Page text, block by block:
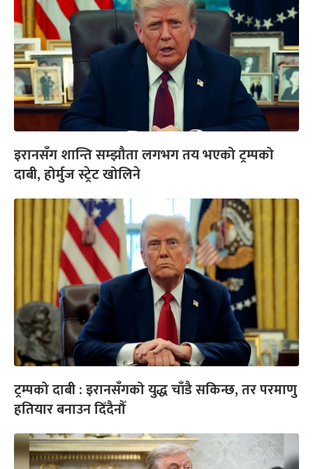
इरानसँग शान्ति सम्झौता लगभग तय भएको ट्रम्पको
दाबी, होर्मुज स्ट्रेट खोलिने
ट्रम्पको दाबी : इरानसँगको युद्ध चाँडै सकिन्छ, तर परमाणु
हतियार बनाउन दिँदैनौँ